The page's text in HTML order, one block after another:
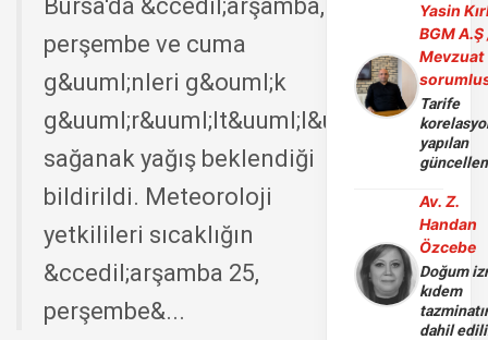
Bursa'da &ccedil;arşamba,
perşembe ve cuma
g&uuml;nleri g&ouml;k
g&uuml;r&uuml;lt&uuml;l&uuml;
sağanak yağış beklendiği
bildirildi. Meteoroloji
yetkilileri sıcaklığın
&ccedil;arşamba 25,
perşembe&...
Yasin
BGM A.Ş
Mevzuat
Tarife
yapılan
Av. Z.
Handan
Özcebe
Doğum
kıdem
dahil